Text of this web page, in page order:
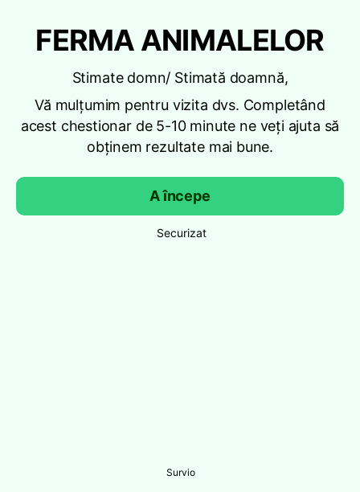
FERMA ANIMALELOR
Stimate domn/ Stimată doamnă,
Vă mulțumim pentru vizita dvs. Completând
acest chestionar de 5-10 minute ne veți ajuta să
obținem rezultate mai bune.
A începe
Securizat
Survio